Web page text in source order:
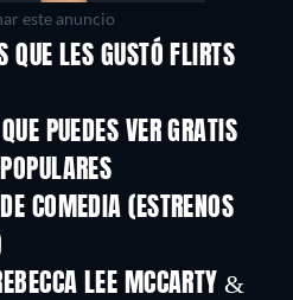
este anuncio
LES GUSTÓ FLIRTS
PUEDES VER GRATIS
COMEDIA (ESTRENOS
LEE MCCARTY &